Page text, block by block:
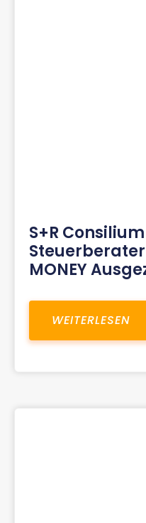
S+R
Steuerberater
MONEY
WEITERLESEN